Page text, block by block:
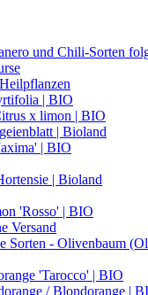
und Chili-Sorten
| BIO
x limon | BIO
| Bioland
| BIO
| Bioland
'Rosso' | BIO
Versand
Sorten - Olivenbaum
'Tarocco' | BIO
/ Blondorange |